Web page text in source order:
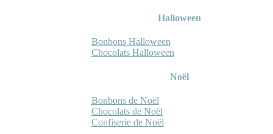
Halloween
Bonbons Halloween
Chocolats Halloween
Noël
Bonbons de Noël
Chocolats de Noël
Confiserie de Noël